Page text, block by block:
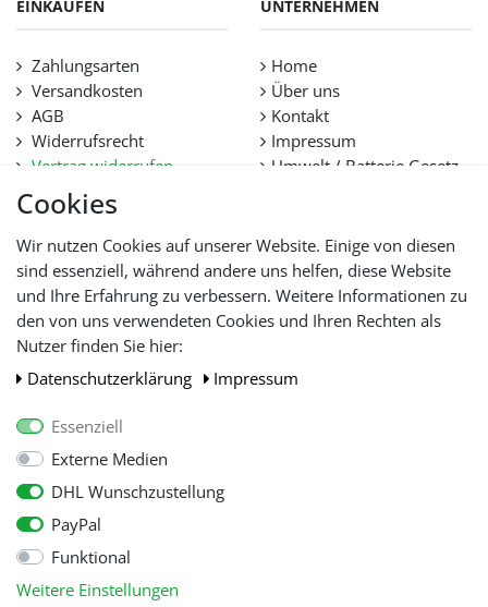
Cookies
Wir nutzen Cookies auf unserer Website. Einige von diesen
sind essenziell, während andere uns helfen, diese Website
und Ihre Erfahrung zu verbessern. Weitere Informationen zu
den von uns verwendeten Cookies und Ihren Rechten als
Nutzer finden Sie hier:
Daten­schutz­erklärung
Impressum
Essenziell
Externe Medien
DHL Wunschzustellung
PayPal
Funktional
Weitere Einstellungen
EINKAUFEN
Zahlungsarten
Versandkosten
AGB
Widerrufsrecht
Vertrag widerrufen
Datenschutz
Hilfe
Lieferfristen und
Lieferbeschränkung
UNTERNEHMEN
Home
Über uns
Kontakt
Impressum
Umwelt / Batterie Gesetz
WIR AKZEPTIEREN